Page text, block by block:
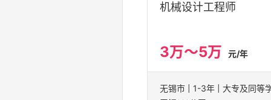
机械设计工程师
3万～5万 元/年
无锡市 | 1-3年 | 大专及同等